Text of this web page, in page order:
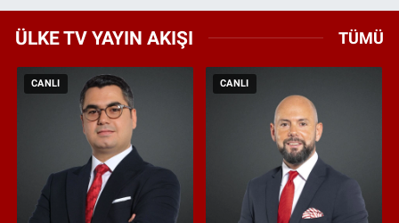
ÜLKE TV YAYIN AKIŞI TÜMÜ
CANLI CANLI